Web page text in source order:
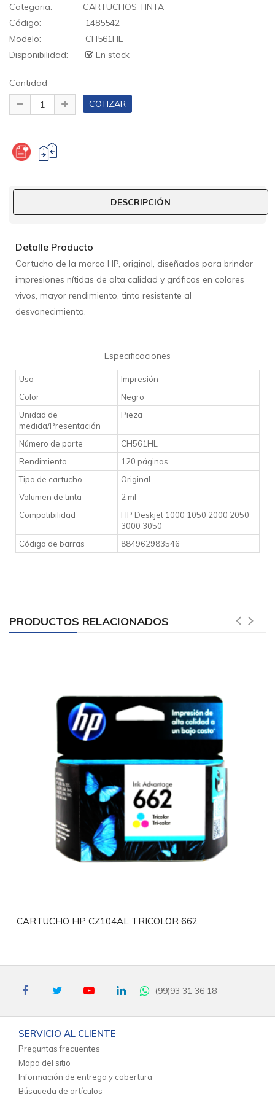
Categoria:
CARTUCHOS TINTA
Código:
1485542
Modelo:
CH561HL
Disponibilidad:
En stock
Cantidad
DESCRIPCIÓN
Detalle Producto
Cartucho de la marca HP, original, diseñados para brindar
impresiones nítidas de alta calidad y gráficos en colores
vivos, mayor rendimiento, tinta resistente al
desvanecimiento.
Especificaciones
Uso
Impresión
Color
Negro
Unidad de
medida/Presentación
Pieza
Número de parte
CH561HL
Rendimiento
120 páginas
Tipo de cartucho
Original
Volumen de tinta
2 ml
Compatibilidad
HP Deskjet 1000 1050 2000 2050
3000 3050
Código de barras
884962983546
PRODUCTOS RELACIONADOS
CARTUCHO HP CZ104AL TRICOLOR 662
(99)93 31 36 18
SERVICIO AL CLIENTE
Preguntas frecuentes
Mapa del sitio
Información de entrega y cobertura
Búsqueda de artículos